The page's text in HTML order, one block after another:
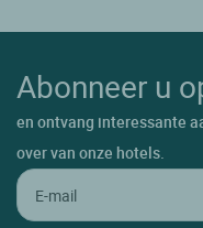
Abonneer u
en ontvang interessante
over van onze hotels.